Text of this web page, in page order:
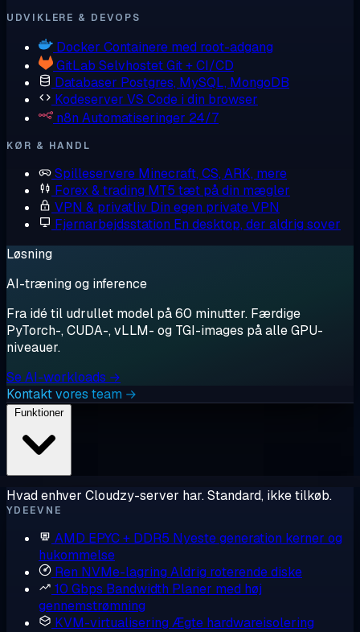
UDVIKLERE & DEVOPS
Docker Containere med root-adgang
GitLab Selvhostet Git + CI/CD
Databaser Postgres, MySQL, MongoDB
Kodeserver VS Code i din browser
n8n Automatiseringer 24/7
KØR & HANDL
Spilleservere Minecraft, CS, ARK, mere
Forex & trading MT5 tæt på din mægler
VPN & privatliv Din egen private VPN
Fjernarbejdsstation En desktop, der aldrig sover
Løsning
AI-træning og inference
Fra idé til udrullet model på 60 minutter. Færdige
PyTorch-, CUDA-, vLLM- og TGI-images på alle GPU-
niveauer.
Se AI-workloads →
Kontakt vores team →
Funktioner
Hvad enhver Cloudzy-server har. Standard, ikke tilkøb.
YDEEVNE
AMD EPYC + DDR5 Nyeste generation kerner og
hukommelse
Ren NVMe-lagring Aldrig roterende diske
10 Gbps Bandwidth Planer med høj
gennemstrømning
KVM-virtualisering Ægte hardwareisolering